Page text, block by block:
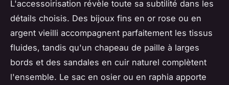
L'accessoirisation révèle toute sa subtilité dans les
détails choisis. Des bijoux fins en or rose ou en
argent vieilli accompagnent parfaitement les tissus
fluides, tandis qu'un chapeau de paille à larges
bords et des sandales en cuir naturel complètent
l'ensemble. Le sac en osier ou en raphia apporte